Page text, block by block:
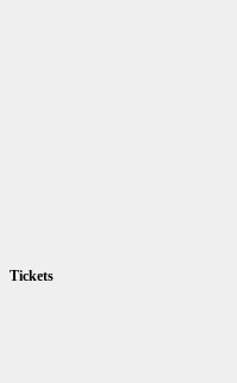
Tickets